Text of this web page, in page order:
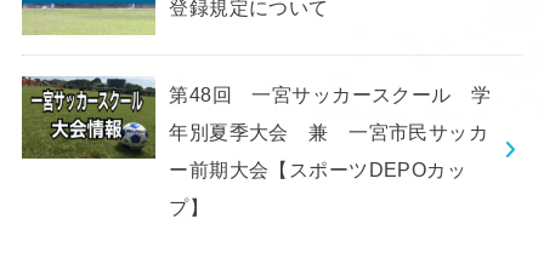
登録規定について
第48回 一宮サッカースクール 学
年別夏季大会 兼 一宮市民サッカ
ー前期大会【スポーツDEPOカッ
プ】